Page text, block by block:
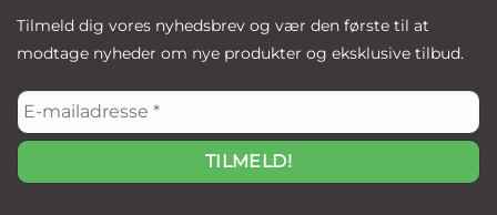
Tilmeld dig vores nyhedsbrev og vær den første til at
modtage nyheder om nye produkter og eksklusive tilbud.
E-
mailadresse
*